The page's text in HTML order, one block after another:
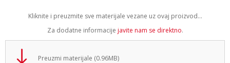
Kliknite i preuzmite sve materijale vezane uz ovaj proizvod...
Za dodatne informacije javite nam se direktno.
Preuzmi materijale (0.96MB)